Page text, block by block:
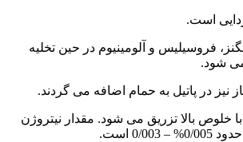
است.
فروسیلیس و آلومینیوم در حین تخلیه
می شود.
نیز در پاتیل به حمام اضافه می گردند.
خلوص بالا تزریق می شود. مقدار نیتروژن